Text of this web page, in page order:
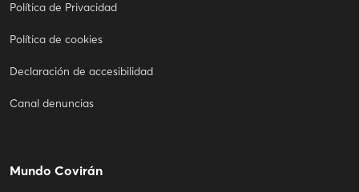
Política de Privacidad
Política de cookies
Declaración de accesibilidad
Canal denuncias
Mundo Covirán